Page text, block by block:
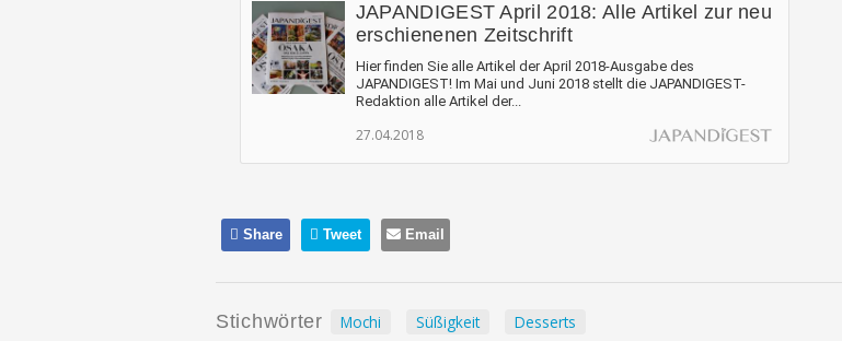
JAPANDIGEST April 2018: Alle Artikel zur neu
erschienenen Zeitschrift
Hier finden Sie alle Artikel der April 2018-Ausgabe des
JAPANDIGEST! Im Mai und Juni 2018 stellt die JAPANDIGEST-
Redaktion alle Artikel der...
27.04.2018
Share Tweet Email
Stichwörter Mochi Süßigkeit Desserts